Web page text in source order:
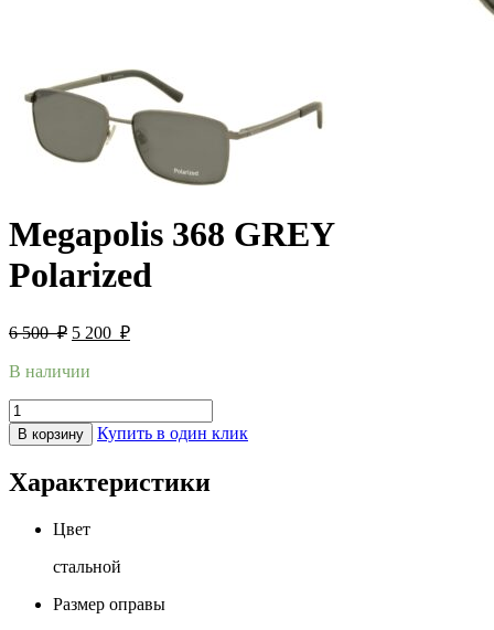
Megapolis 368 GREY
Polarized
6 500₽ 5 200 ₽
В наличии
В корзину Купить в один клик
Характеристики
Цвет
стальной
Размер оправы